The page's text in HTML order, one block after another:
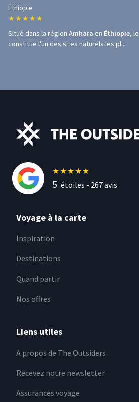
Éthiopie
★ ★ ★ ★ ★
Situé dans la région Amhara en Éthiopie, le
constitue l'un des sites naturels les pl...
★★★★★
5 étoiles - 267avis
Voyage à la carte
Inspiration
Destinations
Quand partir
Nos offres
Liens utiles
A propos de The Outsiders
Recevez notre newsletter
Assurances voyage